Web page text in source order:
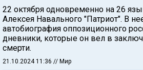
22 октября одновременно на 26
Алексея Навального "Патриот". В
автобиография оппозиционного
дневники, которые он вел в
смерти.
21.10.2024 11:36 // Мир